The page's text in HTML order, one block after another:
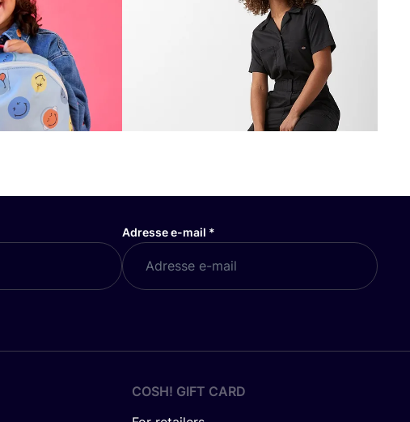
Adresse e-mail *
COSH! GIFT CARD